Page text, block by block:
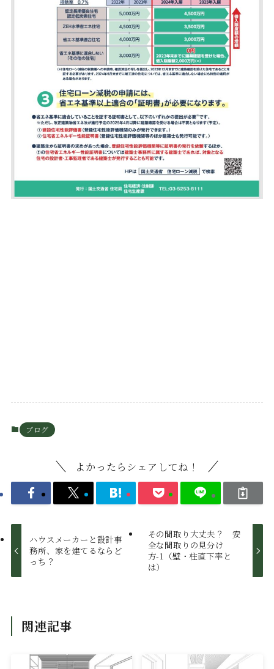
ブログ
よかったらシェアしてね！
ハウスメーカーと設計事
務所、家を建てるならど
っち？
その間取り大丈夫？ 安
全な間取りの見分け
方-1（壁・柱直下率と
は）
関連記事